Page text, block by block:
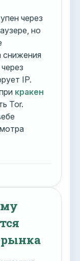
через
но
снижения
через
IP.
кракен
Tor.
рынка